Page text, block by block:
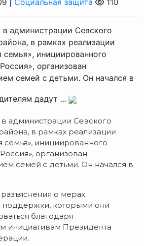
в администрации Севского
в рамках реализации
семья», инициированного
организован
семей с детьми. Он начался в
дадут ...
в администрации Севского
в рамках реализации
семья», инициированного
организован
семей с детьми. Он начался в
о мерах
поддержки, которыми они
благодаря
инициативам Президента